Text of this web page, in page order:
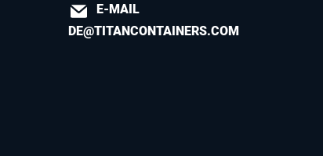
E-MAIL
DE@TITANCONTAINERS.COM